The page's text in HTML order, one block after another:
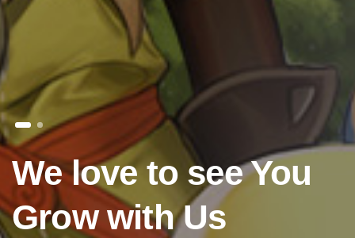
We love to see You
Grow with Us